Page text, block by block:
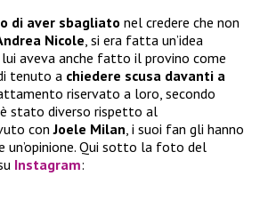
di aver sbagliato nel credere che non
Nicole, si era fatta un’idea
aveva anche fatto il provino come
tenuto a chiedere scusa davanti a
riservato a loro, secondo
è stato diverso rispetto al
conJoele Milan, i suoi fan gli hanno
un’opinione. Qui sotto la foto del
Instagram: